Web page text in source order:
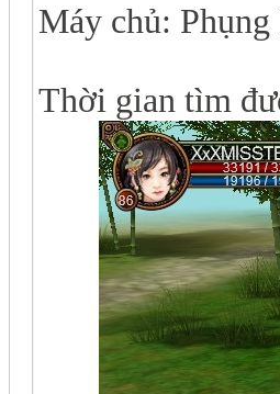
Máy chủ: Phụng
Thời gian tìm